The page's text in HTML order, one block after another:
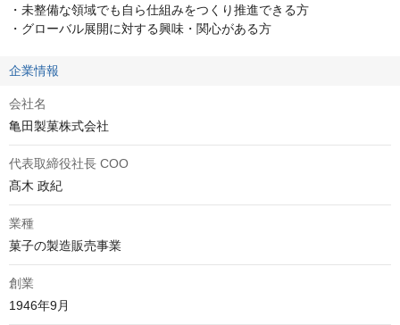
・未整備な領域でも自ら仕組みをつくり推進できる方
・グローバル展開に対する興味・関心がある方
企業情報
会社名
亀田製菓株式会社
代表取締役社長 COO
髙木 政紀
業種
菓子の製造販売事業
創業
1946年9月